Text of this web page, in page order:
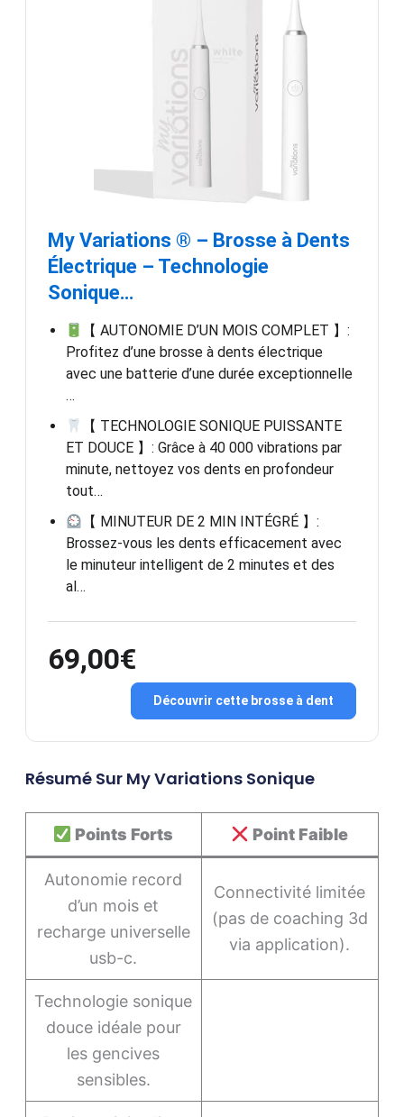
My Variations ® – Brosse à Dents
Électrique – Technologie
Sonique…
【 AUTONOMIE D’UN MOIS COMPLET 】:
Profitez d’une brosse à dents électrique
avec une batterie d’une durée exceptionnelle
…
【 TECHNOLOGIE SONIQUE PUISSANTE
ET DOUCE 】: Grâce à 40 000 vibrations par
minute, nettoyez vos dents en profondeur
tout…
【 MINUTEUR DE 2 MIN INTÉGRÉ 】:
Brossez-vous les dents efficacement avec
le minuteur intelligent de 2 minutes et des
al…
69,00€
Découvrir cette brosse à dent
Résumé Sur My Variations Sonique
Points Forts Point Faible
Autonomie record
d’un mois et
recharge universelle
usb-c.
Connectivité limitée
(pas de coaching 3d
via application).
Technologie sonique
douce idéale pour
les gencives
sensibles.